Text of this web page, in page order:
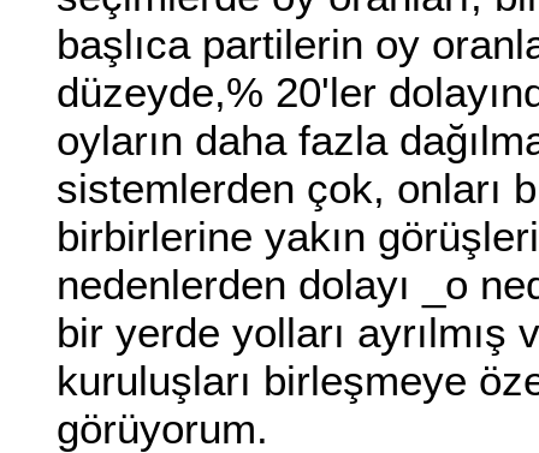
başlıca partilerin oy
düzeyde,% 20'ler
oyların daha fazla
sistemlerden çok, onları
birbirlerine yakın
nedenlerden dolayı _o
bir yerde yolları
kuruluşları birleşmeye
görüyorum.